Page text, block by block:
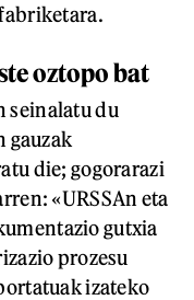
oztopo bat
seinalatu du
gauzak
die; gogorarazi
«URSSAn eta
gutxia
prozesu
izateko